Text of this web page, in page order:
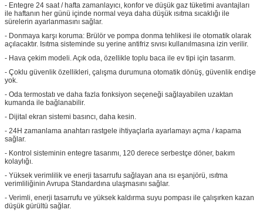
- Entegre 24 saat / hafta zamanlayıcı, konfor ve düşük gaz tüketimi avantajları
ile haftanın her günü içinde normal veya daha düşük ısıtma sıcaklığı ile
sürelerin ayarlanmasını sağlar.
- Donmaya karşı koruma: Brülör ve pompa donma tehlikesi ile otomatik olarak
açılacaktır. Isıtma sisteminde su yerine antifriz sıvısı kullanılmasına izin verilir.
- Hava çekim modeli. Açık oda, özellikle toplu baca ile ev tipi için tasarım.
- Çoklu güvenlik özellikleri, çalışma durumuna otomatik dönüş, güvenlik endişe
yok.
- Oda termostatı ve daha fazla fonksiyon seçeneği sağlayabilen uzaktan
kumanda ile bağlanabilir.
- Dijital ekran sistemi basıncı, daha kesin.
- 24H zamanlama anahtarı rastgele ihtiyaçlarla ayarlamayı açma / kapama
sağlar.
- Kontrol sisteminin entegre tasarımı, 120 derece serbestçe döner, bakım
kolaylığı.
- Yüksek verimlilik ve enerji tasarrufu sağlayan ana ısı eşanjörü, ısıtma
verimliliğinin Avrupa Standardına ulaşmasını sağlar.
- Verimli, enerji tasarrufu ve yüksek kaldırma suyu pompası ile çalışırken kazan
düşük gürültü sağlar.